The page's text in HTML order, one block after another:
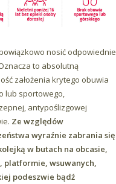
nosić odpowiednie
to absolutną
założenia krytego obuwia
lub sportowego,
antypoślizgowej
Ze względów
wyraźnie zabrania się
w butach na obcasie,
platformie, wsuwanych,
podeszwie bądź